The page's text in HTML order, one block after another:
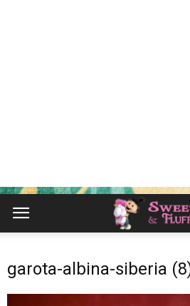
garota-albina-siberia